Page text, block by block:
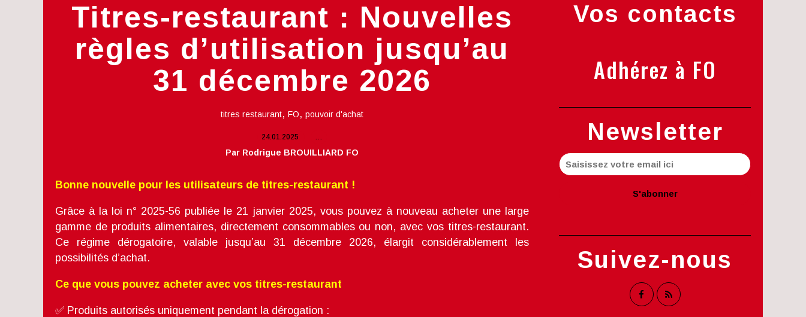
Titres-restaurant : Nouvelles
règles d’utilisation jusqu’au
31 décembre 2026
titres restaurant, FO, pouvoir d'achat
24.01.2025 …
Par Rodrigue BROUILLIARD FO
Bonne nouvelle pour les utilisateurs de titres-restaurant !
Grâce à la loi n° 2025-56 publiée le 21 janvier 2025, vous pouvez à nouveau acheter une large
gamme de produits alimentaires, directement consommables ou non, avec vos titres-restaurant.
Ce régime dérogatoire, valable jusqu’au 31 décembre 2026, élargit considérablement les
possibilités d’achat.
Ce que vous pouvez acheter avec vos titres-restaurant
✅ Produits autorisés uniquement pendant la dérogation :
Newsletter
Suivez-nous
Vos contacts
Adhérez à FO